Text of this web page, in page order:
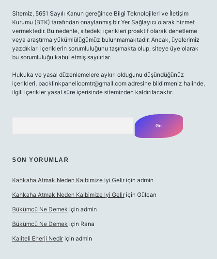
Sitemiz, 5651 Sayılı Kanun gereğince Bilgi Teknolojileri ve İletişim
Kurumu (BTK) tarafından onaylanmış bir Yer Sağlayıcı olarak hizmet
vermektedir. Bu nedenle, sitedeki içerikleri proaktif olarak denetleme
veya araştırma yükümlülüğümüz bulunmamaktadır. Ancak, üyelerimiz
yazdıkları içeriklerin sorumluluğunu taşımakta olup, siteye üye olarak
bu sorumluluğu kabul etmiş sayılırlar.
Hukuka ve yasal düzenlemelere aykırı olduğunu düşündüğünüz
içerikleri, backlinkpanelicomtr@gmail.com adresine bildirmeniz halinde,
ilgili içerikler yasal süre içerisinde sitemizden kaldırılacaktır.
SON YORUMLAR
Kahkaha Atmak Neden Kalbimize Iyi Gelir için admin
Kahkaha Atmak Neden Kalbimize Iyi Gelir için Gülcan
Bükümcü Ne Demek için admin
Bükümcü Ne Demek için Rana
Kaliteli Enerji Nedir için admin